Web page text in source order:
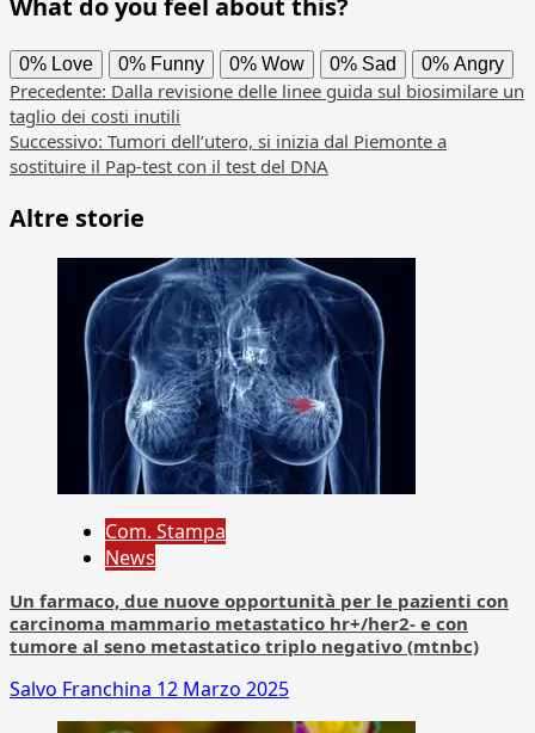
0% Love 0% Funny 0% Wow 0% Sad 0% Angry
Navigazione
articolo
Precedente: Dalla revisione delle linee guida sul biosimilare un
taglio dei costi inutili
Successivo: Tumori dell’utero, si inizia dal Piemonte a
sostituire il Pap-test con il test del DNA
Altre storie
Com. Stampa
News
Un farmaco, due nuove opportunità per le pazienti con
carcinoma mammario metastatico hr+/her2- e con
tumore al seno metastatico triplo negativo (mtnbc)
Salvo Franchina 12 Marzo 2025